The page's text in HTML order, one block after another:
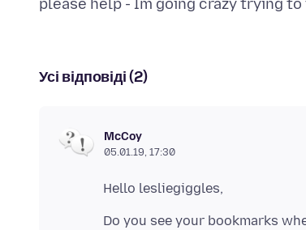
Усі відповіді (2)
McCoy
05.01.19, 17:30
Do you see your bookmarks